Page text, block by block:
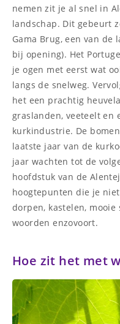
nemen zit je al snel in
landschap. Dit gebeurt
Gama Brug, een van de
bij opening). Het
je ogen met eerst wat
langs de snelweg.
het een prachtig
graslanden, veeteelt en
kurkindustrie. De
laatste jaar van de
jaar wachten tot de
hoofdstuk van de
hoogtepunten die je
dorpen, kastelen,
woorden enzovoort.
Hoe zit het met